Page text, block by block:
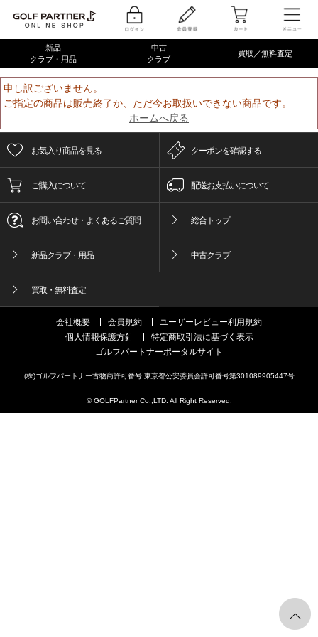
新品
クラブ・用品
中古
クラブ
買取／無料査定
申し訳ございません。
ご指定の商品は販売終了か、ただ今お取扱いできない商品です。
ホームへ戻る
お気入り商品を見る クーポンを確認する
ご購入について 配送お支払いについて
お問い合わせ・よくあるご質問 総合トップ
新品クラブ・用品 中古クラブ
買取・無料査定
会社概要 会員規約
ユーザーレビュー利用規約
個人情報保護方針
特定商取引法に基づく表示
ゴルフパートナーポータルサイト
(株)ゴルフパートナー古物商許可番号 東京都公安委員会許可番号第301089905447号
© GOLFPartner Co.,LTD. All Right Reserved.